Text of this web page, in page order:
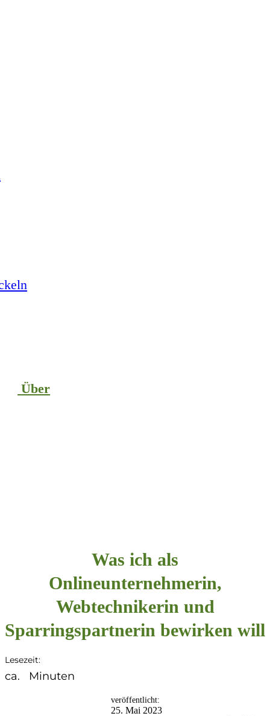
Über
Was ich als
Onlineunternehmerin,
Webtechnikerin und
Sparringspartnerin bewirken will
Lesezeit:
ca. Minuten
veröffentlicht:
25. Mai 2023